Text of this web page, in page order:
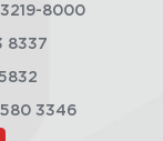
8000
8337
3346